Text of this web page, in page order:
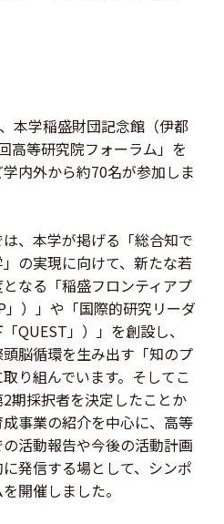
本学稲盛財団記念館（伊都
高等研究院フォーラム」を
内外から約70名が参加しま
、本学が掲げる「総合知で
の実現に向けて、新たな若
なる「稲盛フロンティアプ
」）」や「国際的研究リーダ
QUEST」）」を創設し、
脳循環を生み出す「知のプ
り組んでいます。そしてこ
期採択者を決定したことか
事業の紹介を中心に、高等
活動報告や今後の活動計画
発信する場として、シンポ
開催しました。